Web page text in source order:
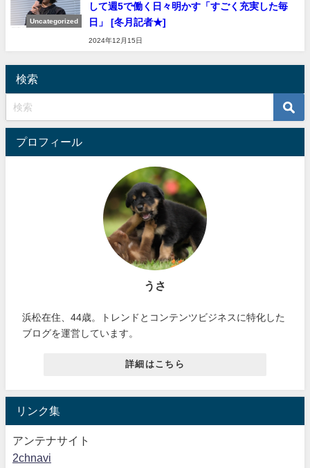
Uncategorized
して週5で働く日々明かす「すごく充実した毎
日」 [冬月記者★]
2024年12月15日
検索
プロフィール
うさ
浜松在住、44歳。トレンドとコンテンツビジネスに特化した
ブログを運営しています。
詳細はこちら
リンク集
アンテナサイト
2chnavi